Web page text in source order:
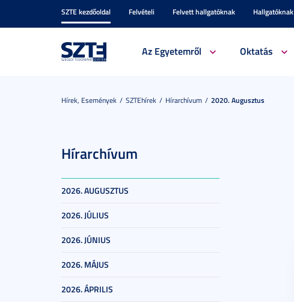
SZTE kezdőoldal Felvételi Felvett hallgatóknak Hallgatóknak
Az Egyetemről Oktatás
Hírek, Események SZTEhírek Hírarchívum 2020. Augusztus
Hírarchívum
2026. AUGUSZTUS
2026. JÚLIUS
2026. JÚNIUS
2026. MÁJUS
2026. ÁPRILIS